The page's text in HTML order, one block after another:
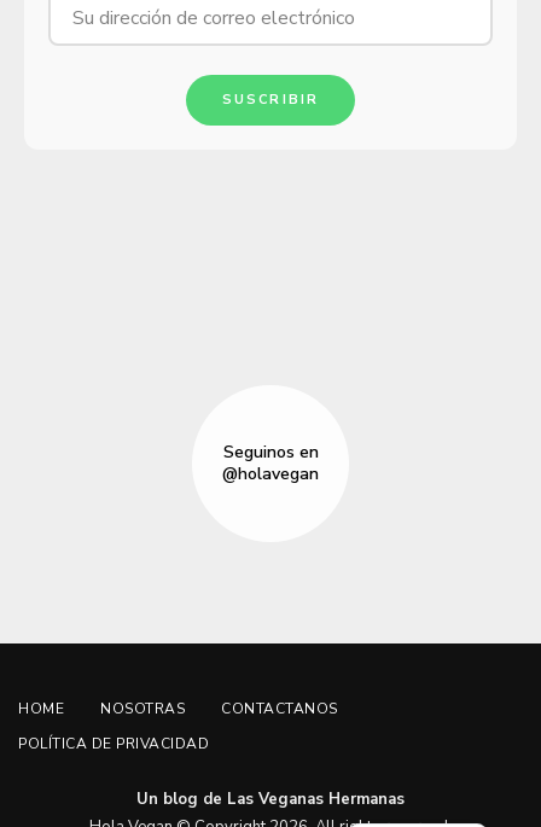
SUSCRIBIR
Seguinos en
@holavegan
HOME NOSOTRAS
CONTACTANOS
POLÍTICA DE PRIVACIDAD
Un blog de Las Veganas Hermanas
English